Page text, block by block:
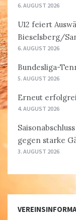
6. AUGUST 2026
U12 feiert
Bieselsberg/
6. AUGUST 2026
Bundesliga-
5. AUGUST 2026
Erneut
4. AUGUST 2026
gegen starke
3. AUGUST 2026